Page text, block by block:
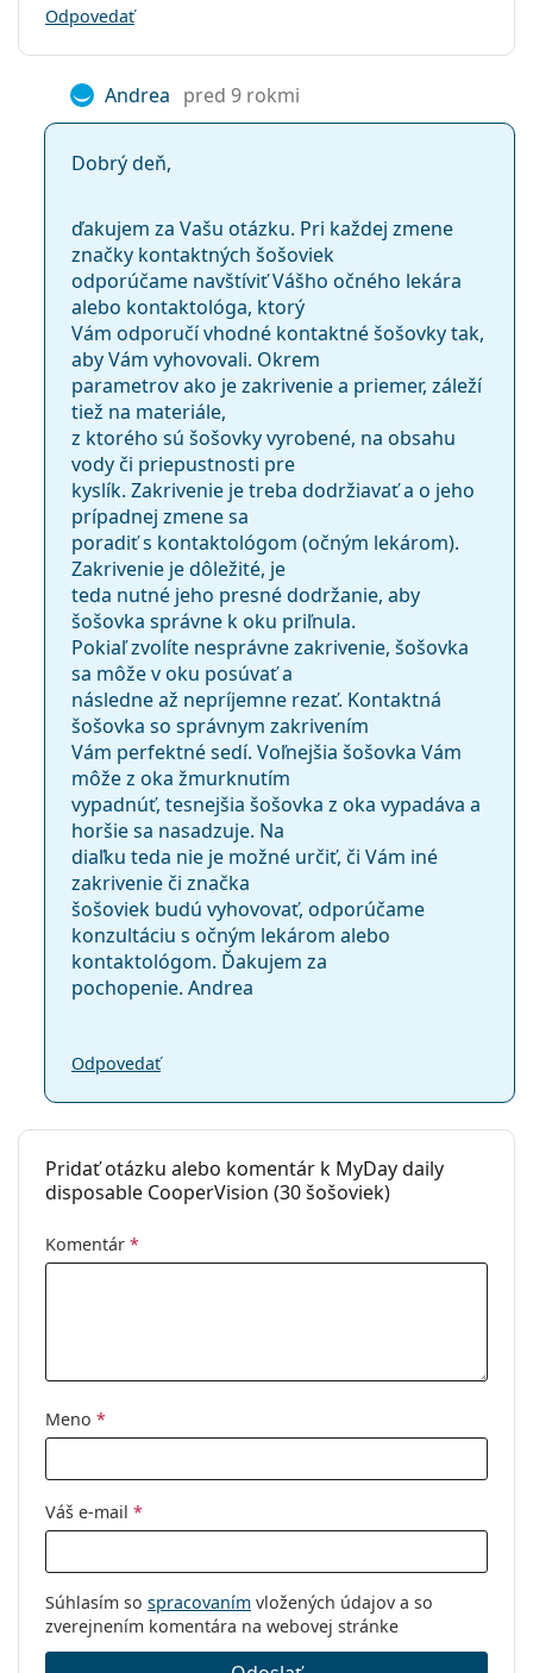
UV filter vkontaktných šošovkách
rohovky pred nebezpečným ultrafialovým žiarením.
Šošovky však nezakrývajú celú oblasť oka, a preto je
kombinácia kontaktných šošoviek s UV filtrom a
slnečných okuliarovideálnou ochranou pred škodlivým
UV žiarením.
Eye Drops 15 ml.
Ide o zdravotnícku pomôcku. Pred použitím si
prečítajte pokyny.
Odpovedať
Andrea pred 9 rokmi
Dobrý deň,
ďakujem za Vašu otázku. Pri každej zmene
značky kontaktných šošoviek
odporúčame navštíviť Vášho očného lekára
alebo kontaktológa, ktorý
Vám odporučí vhodné kontaktné šošovky tak,
aby Vám vyhovovali. Okrem
parametrov ako je zakrivenie a priemer, záleží
tiež na materiále,
z ktorého sú šošovky vyrobené, na obsahu
vody či priepustnosti pre
kyslík. ​Zakrivenie je treba dodržiavať a o jeho
prípadnej zmene sa
poradiť s kontaktológom (očným lekárom).
Zakrivenie je dôležité, je
teda nutné jeho presné dodržanie, aby
šošovka správne k oku priľnula.
Pokiaľ zvolíte nesprávne zakrivenie, šošovka
sa môže v oku posúvať a
následne až nepríjemne rezať. Kontaktná
šošovka so správnym zakrivením
Vám perfektné sedí. Voľnejšia šošovka Vám
môže z oka žmurknutím
vypadnúť, tesnejšia šošovka z oka vypadáva a
horšie sa nasadzuje. Na
diaľku teda nie je možné určiť, či Vám iné
zakrivenie či značka
šošoviek budú vyhovovať, odporúčame
konzultáciu s očným lekárom alebo
kontaktológom. Ďakujem za
pochopenie. Andrea
Odpovedať
Pridať otázku alebo komentár k MyDay daily
disposable CooperVision (30 šošoviek)
Komentár *
Meno *
Váš e-mail *
Súhlasím so spracovaním vložených údajov a so
zverejnením komentára na webovej stránke